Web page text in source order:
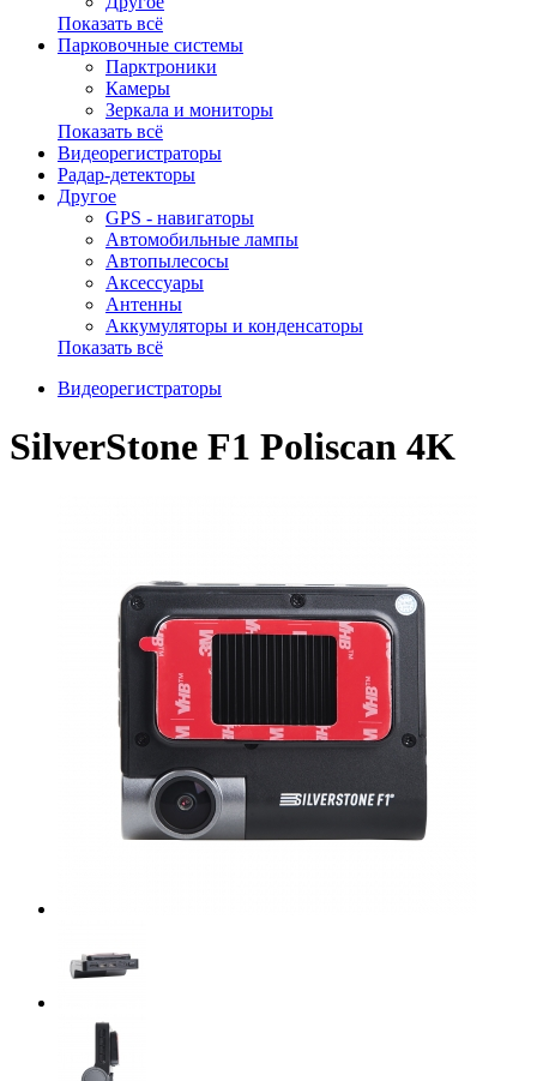
Показать всё
Парковочные системы
Парктроники
Камеры
Зеркала и мониторы
Показать всё
Видеорегистраторы
Радар-детекторы
Другое
GPS - навигаторы
Автомобильные лампы
Автопылесосы
Аксессуары
Антенны
Аккумуляторы и конденсаторы
Показать всё
Видеорегистраторы
SilverStone F1 Poliscan 4K